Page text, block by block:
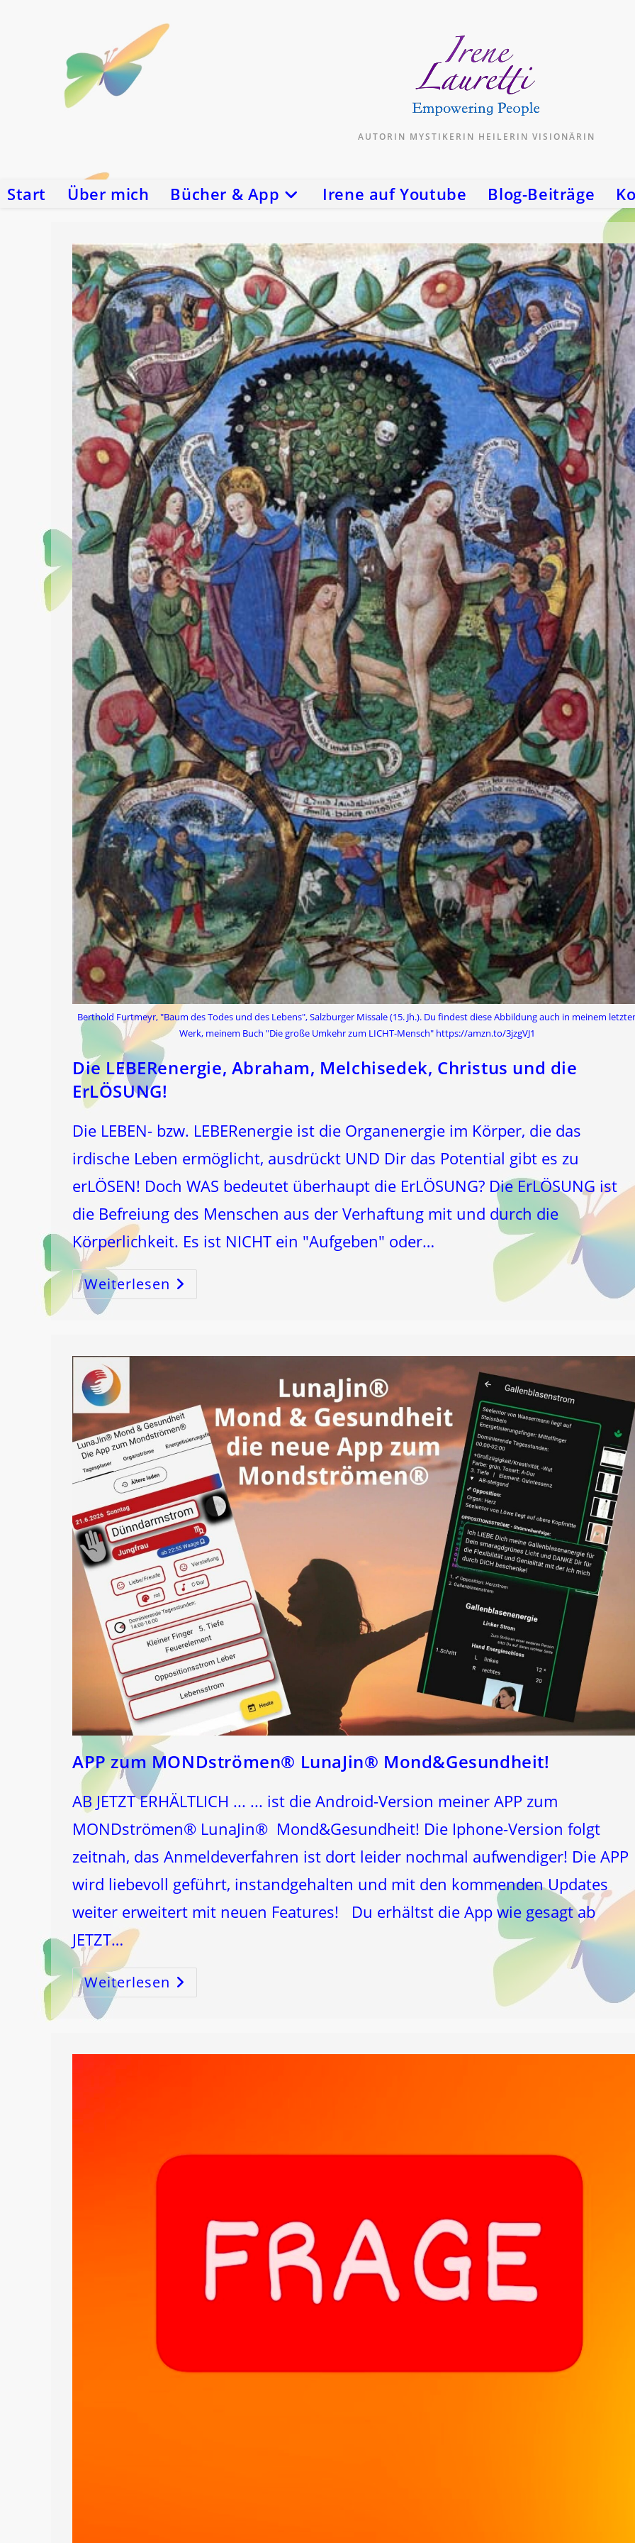
AUTORIN MYSTIKERIN HEILERIN VISIONÄRIN
Start Über mich Bücher & App Irene auf Youtube Blog-Beiträge
Berthold Furtmeyr, "Baum des Todes und des Lebens", Salzburger Missale (15. Jh.). Du findest diese Abbildung auch in meinem
Werk, meinem Buch "Die große Umkehr zum LICHT-Mensch" https://amzn.to/3jzgVJ1
Die LEBERenergie, Abraham, Melchisedek, Christus und die
ErLÖSUNG!
Die LEBEN- bzw. LEBERenergie ist die Organenergie im Körper, die das
irdische Leben ermöglicht, ausdrückt UND Dir das Potential gibt es zu
erLÖSEN! Doch WAS bedeutet überhaupt die ErLÖSUNG? Die ErLÖSUNG ist
die Befreiung des Menschen aus der Verhaftung mit und durch die
Körperlichkeit. Es ist NICHT ein "Aufgeben" oder…
Weiterlesen Die
LEBERenergie,
Abraham,
APP zum MONDströmen® LunaJin® Mond&Gesundheit!
AB JETZT ERHÄLTLICH ... ... ist die Android-Version meiner APP zum
MONDströmen® LunaJin® Mond&Gesundheit! Die Iphone-Version folgt
zeitnah, das Anmeldeverfahren ist dort leider nochmal aufwendiger! Die APP
wird liebevoll geführt, instandgehalten und mit den kommenden Updates
weiter erweitert mit neuen Features! Du erhältst die App wie gesagt ab
JETZT…
Weiterlesen APP
Zum
MONDströmen®